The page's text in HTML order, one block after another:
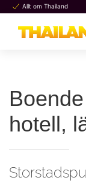
Allt om Thailand
hotell,